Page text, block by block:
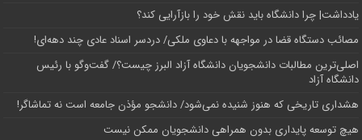
یادداشت| چرا دانشگاه باید نقش خود را بازآرایی کند؟
مصائب دستگاه قضا در مواجهه با دعاوی ملکی/ دردسر اسناد عادی چند‌ دهه‌ای!
اصلی‌ترین مطالبات دانشجویان دانشگاه آزاد البرز چیست؟/ گفت‌وگو با رئیس
دانشگاه آز‌اد
هشداری تاریخی که هنوز شنیده نمی‌شود/ دانشجو مؤذن جامعه است نه تماشاگر!
هیچ توسعه پایداری بدون همراهی دانشجویان ممکن نیست